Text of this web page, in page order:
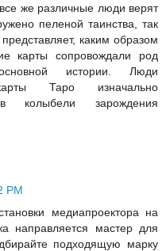
же различные люди верят
пеленой таинства, так
каким образом
карты сопровождали род
истории. Люди
Таро изначально
колыбели зарождения
PM
медиапроектора на
направляется мастер для
подходящую марку